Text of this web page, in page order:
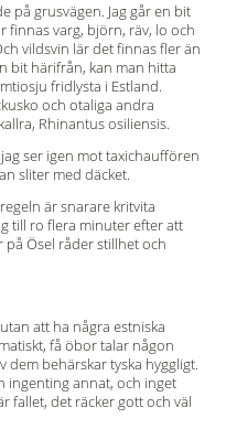
på grusvägen. Jag går en bit
finnas varg, björn, räv, lo och
vildsvin lär det finnas fler än
bit härifrån, kan man hitta
fridlysta i Estland.
och otaliga andra
Rhinantus osiliensis.
ser igen mot taxichauffören
sliter med däcket.
är snarare kritvita
till ro flera minuter efter att
Ösel råder stillhet och
att ha några estniska
få öbor talar någon
dem behärskar tyska hyggligt.
ingenting annat, och inget
fallet, det räcker gott och väl